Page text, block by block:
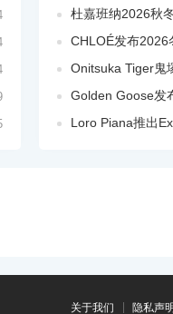
杜嘉班纳2026秋
CHLOÉ发布2026
Onitsuka Tiger鬼塚虎
Golden Goose发布
Loro Piana推出Extra Softy
关于我们 隐私声明